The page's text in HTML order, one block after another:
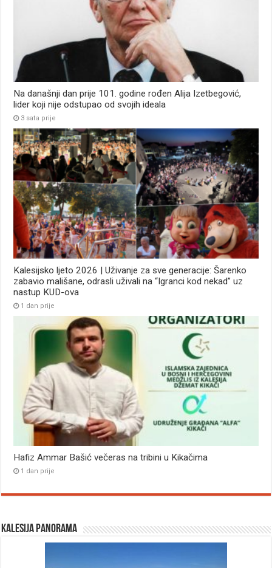
Na današnji dan prije 101. godine rođen Alija Izetbegović,
lider koji nije odstupao od svojih ideala
3 sata prije
Kalesijsko ljeto 2026 | Uživanje za sve generacije: Šarenko
zabavio mališane, odrasli uživali na “Igranci kod nekad” uz
nastup KUD-ova
1 dan prije
Hafiz Ammar Bašić večeras na tribini u Kikačima
1 dan prije
Kalesija panorama